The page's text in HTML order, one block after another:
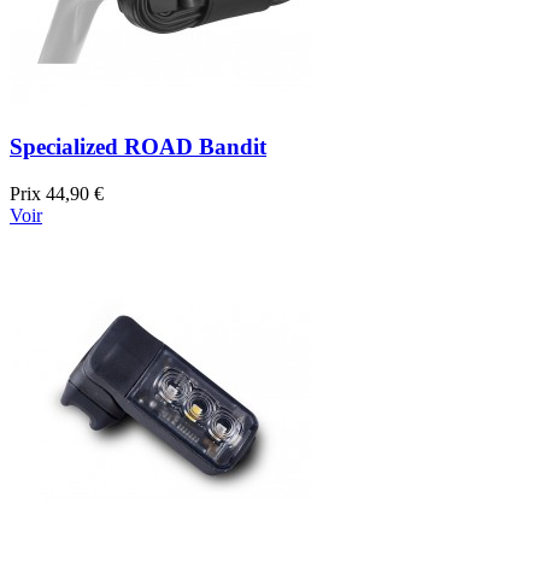
Specialized ROAD Bandit
Prix 44,90 €
Voir